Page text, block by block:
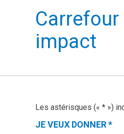
impact
Les astérisques (« * »)
JE VEUX DONNER*